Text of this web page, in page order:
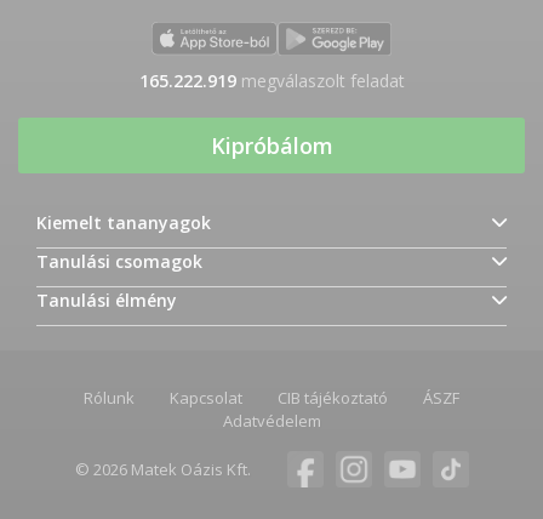
165.222.919megválaszolt feladat
Kipróbálom
Kiemelt tananyagok
Tanulási csomagok
Tanulási élmény
Rólunk Kapcsolat CIB tájékoztató
ÁSZF
Adatvédelem
© 2026 Matek Oázis Kft.